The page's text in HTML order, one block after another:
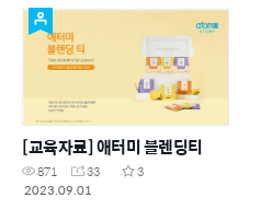
[교육자료] 애터미 블렌딩티
871 33
3
2023.09.01